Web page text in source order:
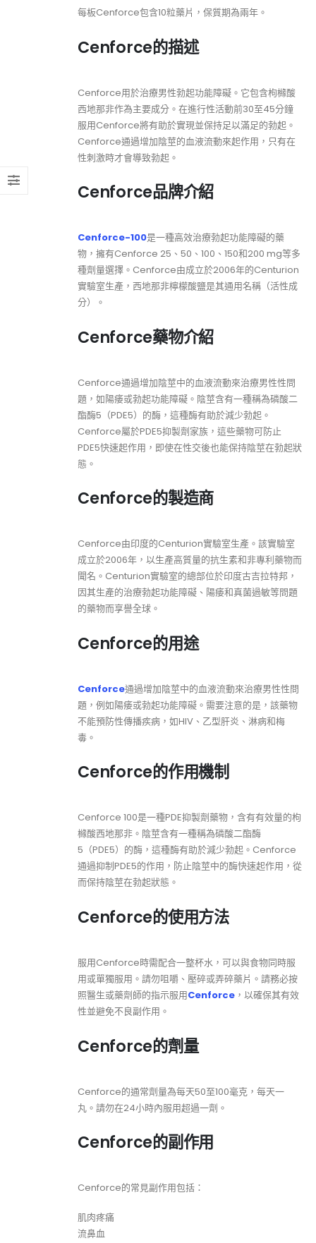
每板Cenforce包含10粒藥片，保質期為兩年。
Cenforce的描述
Cenforce用於治療男性勃起功能障礙。它包含枸櫞酸
西地那非作為主要成分。在進行性活動前30至45分鐘
服用Cenforce將有助於實現並保持足以滿足的勃起。
Cenforce通過增加陰莖的血液流動來起作用，只有在
性刺激時才會導致勃起。
Cenforce品牌介紹
Cenforce-100是一種高效治療勃起功能障礙的藥
物，擁有Cenforce 25、50、100、150和200 mg等多
種劑量選擇。Cenforce由成立於2006年的Centurion
實驗室生產，西地那非檸檬酸鹽是其通用名稱（活性成
分）。
Cenforce藥物介紹
Cenforce通過增加陰莖中的血液流動來治療男性性問
題，如陽痿或勃起功能障礙。陰莖含有一種稱為磷酸二
酯酶5（PDE5）的酶，這種酶有助於減少勃起。
Cenforce屬於PDE5抑製劑家族，這些藥物可防止
PDE5快速起作用，即使在性交後也能保持陰莖在勃起狀
態。
Cenforce的製造商
Cenforce由印度的Centurion實驗室生產。該實驗室
成立於2006年，以生產高質量的抗生素和非專利藥物而
聞名。Centurion實驗室的總部位於印度古吉拉特邦，
因其生產的治療勃起功能障礙、陽痿和真菌過敏等問題
的藥物而享譽全球。
Cenforce的用途
Cenforce通過增加陰莖中的血液流動來治療男性性問
題，例如陽痿或勃起功能障礙。需要注意的是，該藥物
不能預防性傳播疾病，如HIV、乙型肝炎、淋病和梅
毒。
Cenforce的作用機制
Cenforce 100是一種PDE抑製劑藥物，含有有效量的枸
櫞酸西地那非。陰莖含有一種稱為磷酸二酯酶
5（PDE5）的酶，這種酶有助於減少勃起。Cenforce
通過抑制PDE5的作用，防止陰莖中的酶快速起作用，從
而保持陰莖在勃起狀態。
Cenforce的使用方法
服用Cenforce時需配合一整杯水，可以與食物同時服
用或單獨服用。請勿咀嚼、壓碎或弄碎藥片。請務必按
照醫生或藥劑師的指示服用Cenforce ，以確保其有效
性並避免不良副作用。
Cenforce的劑量
Cenforce的通常劑量為每天50至100毫克，每天一
丸。請勿在24小時內服用超過一劑。
Cenforce的副作用
Cenforce的常見副作用包括：
肌肉疼痛
流鼻血